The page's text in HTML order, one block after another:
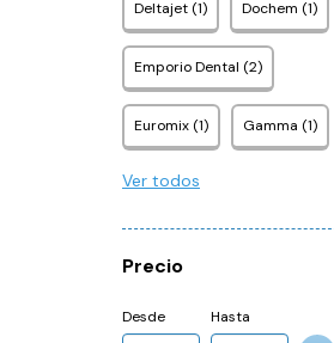
Deltajet (1) Dochem (1)
Emporio Dental (2)
Euromix (1) Gamma (1)
Ver todos
Precio
Desde Hasta